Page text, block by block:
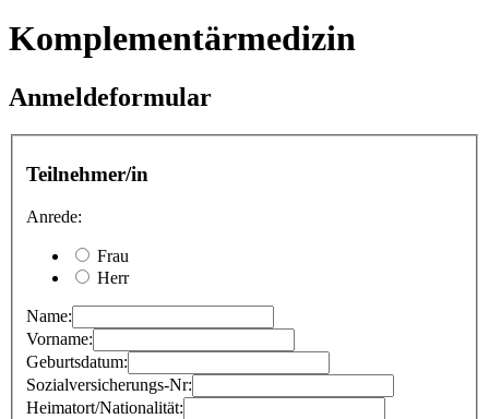
Komplementärmedizin
Anmeldeformular
Teilnehmer/in
Anrede:
Frau
Herr
Name:
Vorname:
Geburtsdatum:
Sozialversicherungs-Nr:
Heimatort/Nationalität: